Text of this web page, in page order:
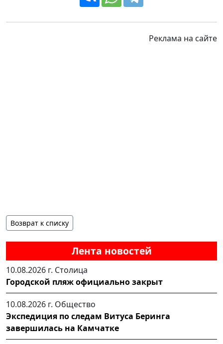
Лента новостей
10.08.2026 г. Столица
Городской пляж официально закрыт
10.08.2026 г. Общество
Экспедиция по следам Витуса Беринга
завершилась на Камчатке
Реклама на сайте
Возврат к списку